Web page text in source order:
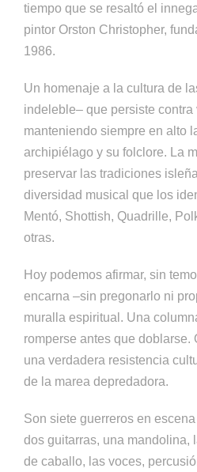
tiempo que se resaltó el
pintor Orston Christopher,
1986.
Un homenaje a la cultura de
indeleble– que persiste contra
manteniendo siempre en alto
archipiélago y su folclore. La
preservar las tradiciones
diversidad musical que los
Mentó, Shottish, Quadrille,
otras.
Hoy podemos afirmar, sin
encarna –sin pregonarlo ni
muralla espiritual. Una
romperse antes que doblarse.
una verdadera resistencia
de la marea depredadora.
Son siete guerreros en
dos guitarras, una mandolina,
de caballo, las voces,